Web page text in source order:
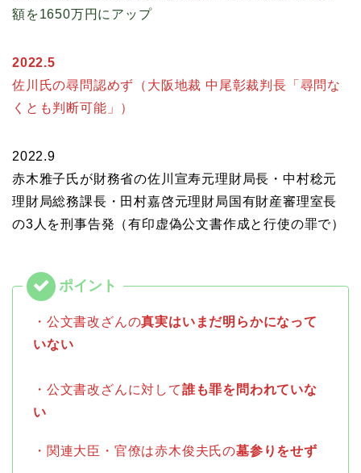
額を1650万円にアップ
2022.5
佐川氏の尋問認めず（大阪地裁 中尾彰裁判長「尋問な
くとも判断可能」）
2022.9
赤木雅子氏が財務省の佐川宣寿元理財局長・中村稔元
理財局総務課長・田村嘉啓元理財局国有財産審理室長
の3人を刑事告発（有印虚偽公文書作成と行使の罪で）
・公文書改ざんの真実はいまだ明らかになって
いない
・公文書改ざんに対して誰も罪を問われていな
い
・関連大臣・官僚は赤木俊夫氏の墓参りをせず